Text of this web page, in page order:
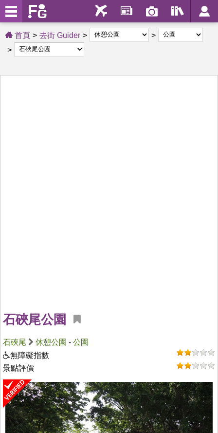
首頁 去街 Guider
石硤尾公園
石硤尾 休憩公園 - 公園
無障礙指數
景點評價